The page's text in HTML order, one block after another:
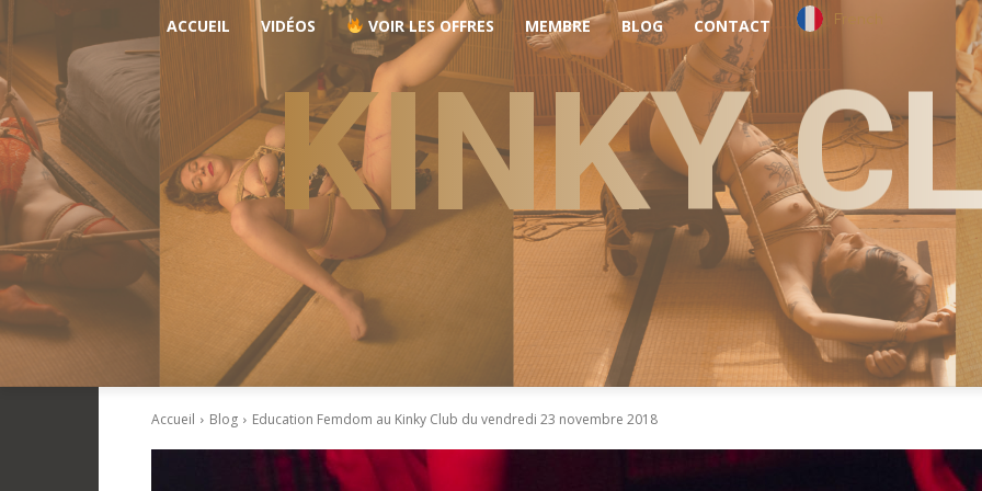
ACCUEIL VIDÉOS VOIR LES OFFRES MEMBRE BLOG CONTACT French
KINKY
Accueil Blog Education Femdom au Kinky Club du vendredi 23 novembre 2018